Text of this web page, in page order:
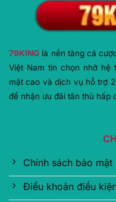
79KING là nền tảng cá
Việt Nam tin chọn nhờ hệ
mật cao và dịch vụ hỗ trợ
để nhận ưu đãi tân thủ hấp
Chính sách bảo mật
Điều khoản điều